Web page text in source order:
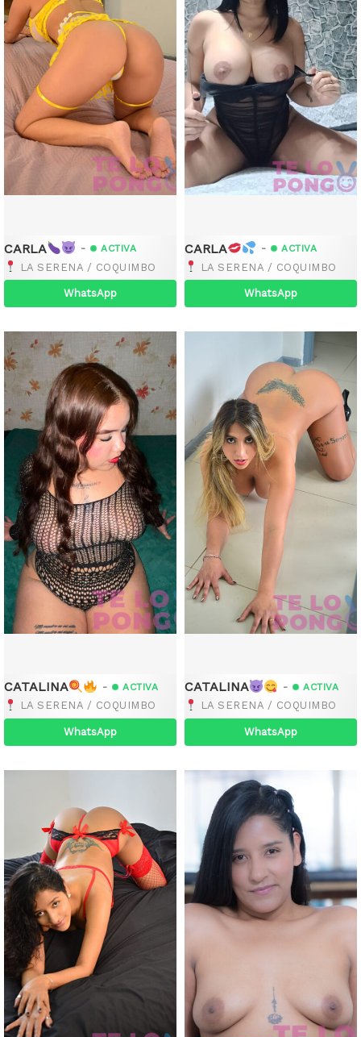
CARLA - ACTIVA
LA SERENA / COQUIMBO
WhatsApp
CARLA - ACTIVA
LA SERENA / COQUIMBO
WhatsApp
CATALINA - ACTIVA
LA SERENA / COQUIMBO
WhatsApp
CATALINA - ACTIVA
LA SERENA / COQUIMBO
WhatsApp